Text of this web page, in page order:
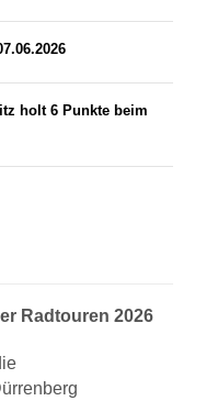
holt 6 Punkte beim
Radtouren 2026